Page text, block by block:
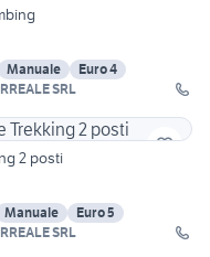
Manuale
Euro 4
SRL
2 posti
Manuale
Euro 5
SRL